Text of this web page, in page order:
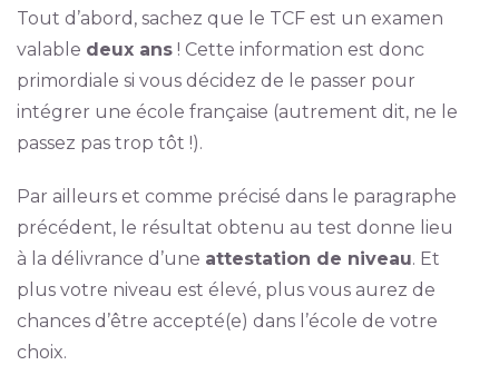
Tout d’abord, sachez que le TCF est un examen
valable deux ans! Cette information est donc
primordiale si vous décidez de le passer pour
intégrer une école française (autrement dit, ne le
passez pas trop tôt !).
Par ailleurs et comme précisé dans le paragraphe
précédent, le résultat obtenu au test donne lieu
à la délivrance d’une attestation de niveau. Et
plus votre niveau est élevé, plus vous aurez de
chances d’être accepté(e) dans l’école de votre
choix.